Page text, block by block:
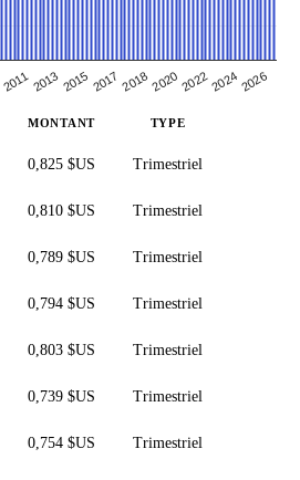
201120132015 2017 20182020202220242026
MONTANT TYPE
0,825 $US Trimestriel
0,810 $US Trimestriel
0,789 $US Trimestriel
0,794 $US Trimestriel
0,803 $US Trimestriel
0,739 $US Trimestriel
0,754 $US Trimestriel